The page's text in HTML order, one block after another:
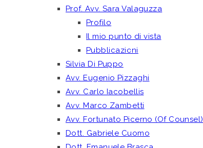
Prof. Avv. Sara Valaguzza
Profilo
Il mio punto di vista
Pubblicazioni
Silvia Di Puppo
Avv. Eugenio Pizzaghi
Avv. Carlo Iacobellis
Avv. Marco Zambetti
Avv. Fortunato Picerno (Of Counsel)
Dott. Gabriele Cuomo